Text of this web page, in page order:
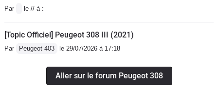
Par le // à :
[Topic Officiel] Peugeot 308 III (2021)
Par Peugeot 403 le 29/07/2026 à 17:18
Aller sur le forum Peugeot 308